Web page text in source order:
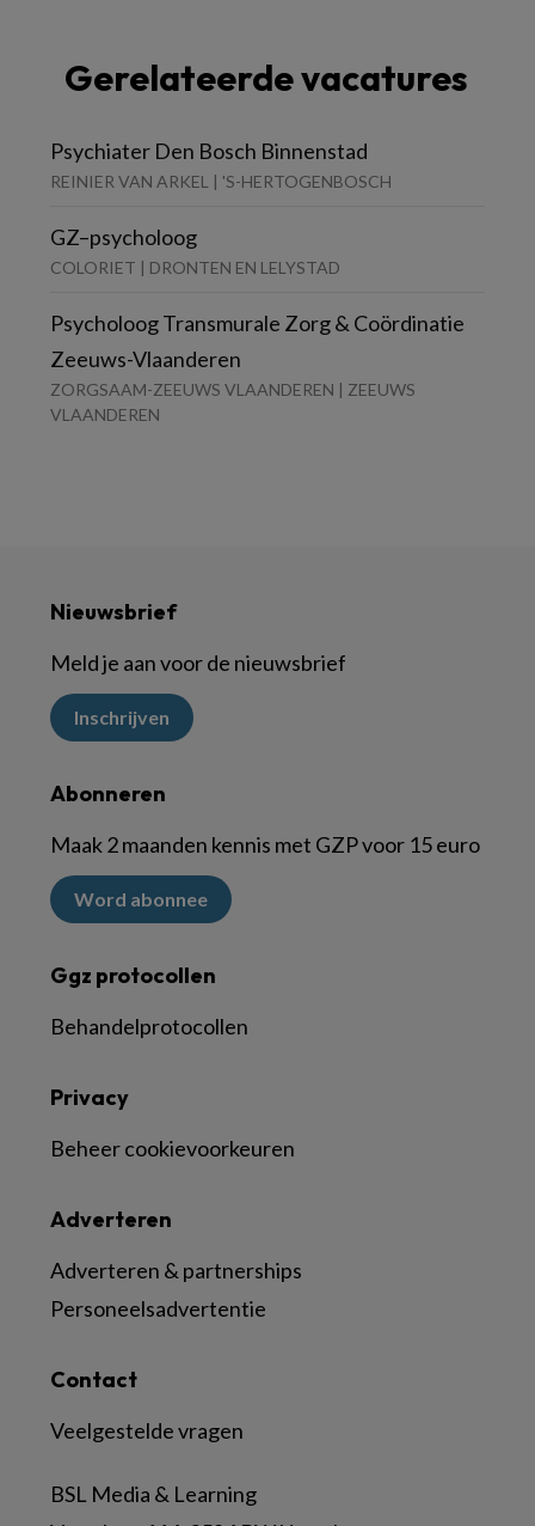
Gerelateerde vacatures
Psychiater Den Bosch Binnenstad
REINIER VAN ARKEL | 'S-HERTOGENBOSCH
GZ–psycholoog
COLORIET | DRONTEN EN LELYSTAD
Psycholoog Transmurale Zorg & Coördinatie
Zeeuws-Vlaanderen
ZORGSAAM-ZEEUWS VLAANDEREN | ZEEUWS
VLAANDEREN
Nieuwsbrief
Meld je aan voor de nieuwsbrief
Inschrijven
Abonneren
Maak 2 maanden kennis met GZP voor 15 euro
Word abonnee
Ggz protocollen
Behandelprotocollen
Contact
Veelgestelde vragen
BSL Media & Learning
Adverteren
Adverteren & partnerships
Personeelsadvertentie
Privacy
Beheer cookievoorkeuren